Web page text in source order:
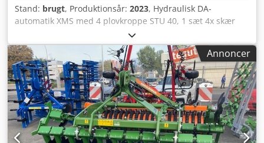
Stand: brugt, Produktionsår: 2023, Hydraulisk DA-
automatik XMS med 4 plovkroppe STU 40, 1 sæt 4x skær
430 HD, 1 sæt slidskåner, 1 sæt 4x forplove M0 RH65-85.
Skiveskær DM 500 til hydraulisk stenudløsning, tungt
pendelstøttehjul DM680. Dsdpfstvf Rwox Ah RockAnnoncer